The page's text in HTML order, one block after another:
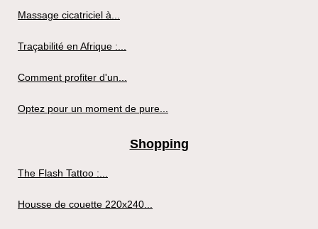
Massage cicatriciel à...
Traçabilité en Afrique :...
Comment profiter d'un...
Optez pour un moment de pure...
Shopping
The Flash Tattoo :...
Housse de couette 220x240...